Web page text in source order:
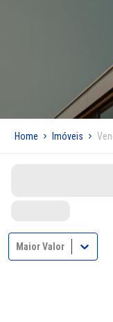
Home Imóveis
Maior Valor